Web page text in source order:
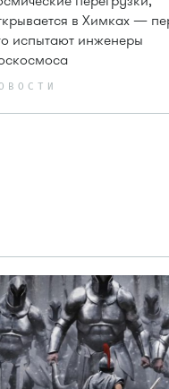
в Химках —
испытают инженеры